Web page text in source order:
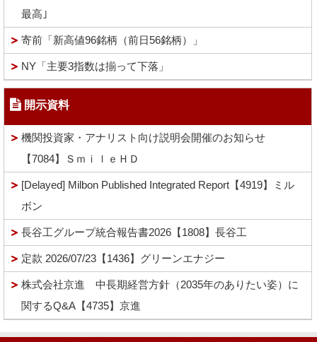
最高｣
寄前「新高値96銘柄（前日56銘柄）」
NY「主要3指数は揃って下落」
開示資料
機関投資家・アナリスト向け説明会開催のお知らせ
【7084】ＳｍｉｌｅＨＤ
[Delayed] Milbon Published Integrated Report【4919】ミル
ボン
長谷工グループ統合報告書2026【1808】長谷工
定款 2026/07/23【1436】グリーンエナジー
株式会社京進 中長期経営方針（2035年のありたい姿）に
関するQ&A【4735】京進